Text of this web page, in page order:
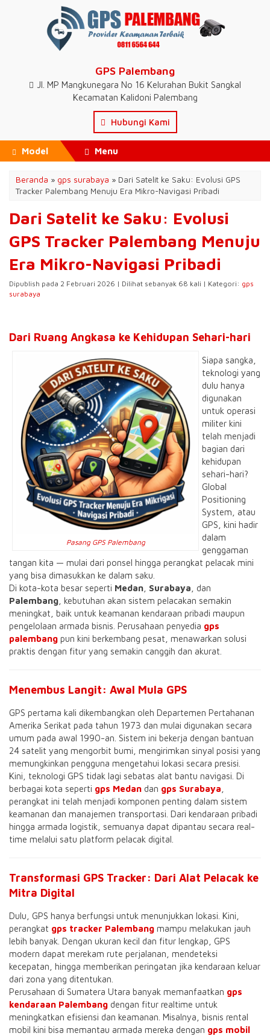
GPS Palembang
Jl. MP Mangkunegara No 16 Kelurahan Bukit Sangkal
Kecamatan Kalidoni Palembang
Hubungi Kami
Model Menu
Beranda » gps surabaya » Dari Satelit ke Saku: Evolusi GPS
Tracker Palembang Menuju Era Mikro-Navigasi Pribadi
Dari Satelit ke Saku: Evolusi
GPS Tracker Palembang Menuju
Era Mikro-Navigasi Pribadi
Dipublish pada 2 Februari 2026 | Dilihat sebanyak 68 kali | Kategori: gps
surabaya
Dari Ruang Angkasa ke Kehidupan Sehari-hari
Pasang GPS Palembang
Siapa sangka,
teknologi yang
dulu hanya
digunakan
untuk operasi
militer kini
telah menjadi
bagian dari
kehidupan
sehari-hari?
Global
Positioning
System, atau
GPS, kini hadir
dalam
genggaman
tangan kita — mulai dari ponsel hingga perangkat pelacak mini
yang bisa dimasukkan ke dalam saku.
Di kota-kota besar seperti Medan Surabaya , dan
Palembang , kebutuhan akan sistem pelacakan semakin
meningkat, baik untuk keamanan kendaraan pribadi maupun
pengelolaan armada bisnis. Perusahaan penyedia gps
palembang pun kini berkembang pesat, menawarkan solusi
praktis dengan fitur yang semakin canggih dan akurat.
Menembus Langit: Awal Mula GPS
GPS pertama kali dikembangkan oleh Departemen Pertahanan
Amerika Serikat pada tahun 1973 dan mulai digunakan secara
umum pada awal 1990-an. Sistem ini bekerja dengan bantuan
24 satelit yang mengorbit bumi, mengirimkan sinyal posisi yang
memungkinkan pengguna mengetahui lokasi secara presisi.
Kini, teknologi GPS tidak lagi sebatas alat bantu navigasi. Di
berbagai kota seperti gps Medan dan gps Surabaya
perangkat ini telah menjadi komponen penting dalam sistem
keamanan dan manajemen transportasi. Dari kendaraan pribadi
hingga armada logistik, semuanya dapat dipantau secara real-
time melalui satu platform pelacak digital.
Transformasi GPS Tracker: Dari Alat Pelacak ke
Mitra Digital
Dulu, GPS hanya berfungsi untuk menunjukkan lokasi. Kini,
perangkat gps tracker Palembang mampu melakukan jauh
lebih banyak. Dengan ukuran kecil dan fitur lengkap, GPS
modern dapat merekam rute perjalanan, mendeteksi
kecepatan, hingga memberikan peringatan jika kendaraan keluar
dari zona yang ditentukan.
Perusahaan di Sumatera Utara banyak memanfaatkan gps
kendaraan Palembang dengan fitur realtime untuk
meningkatkan efisiensi dan keamanan. Misalnya, bisnis rental
mobil kini bisa memantau armada mereka dengan gps mobil